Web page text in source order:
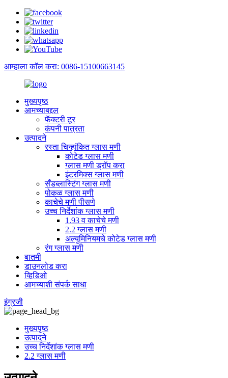
आम्हाला कॉल करा: 0086-15100663145
मुख्यपृष्ठ
आमच्याबद्दल
फॅक्टरी टूर
कंपनी पात्रता
उत्पादने
रस्ता चिन्हांकित ग्लास मणी
कोटेड ग्लास मणी
ग्लास मणी ड्रॉप करा
इंटरमिक्स ग्लास मणी
सँडब्लास्टिंग ग्लास मणी
पोकळ ग्लास मणी
काचेचे मणी पीसणे
उच्च निर्देशांक ग्लास मणी
1.93 व काचेचे मणी
2.2 ग्लास मणी
अल्युमिनियमचे कोटेड ग्लास मणी
रंग ग्लास मणी
बातमी
डाउनलोड करा
व्हिडिओ
आमच्याशी संपर्क साधा
इंग्रजी
मुख्यपृष्ठ
उत्पादने
उच्च निर्देशांक ग्लास मणी
2.2 ग्लास मणी